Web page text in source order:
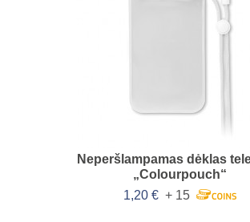
Neperšlampamas dėklas
„Colourpouch“
1,20 € + 15